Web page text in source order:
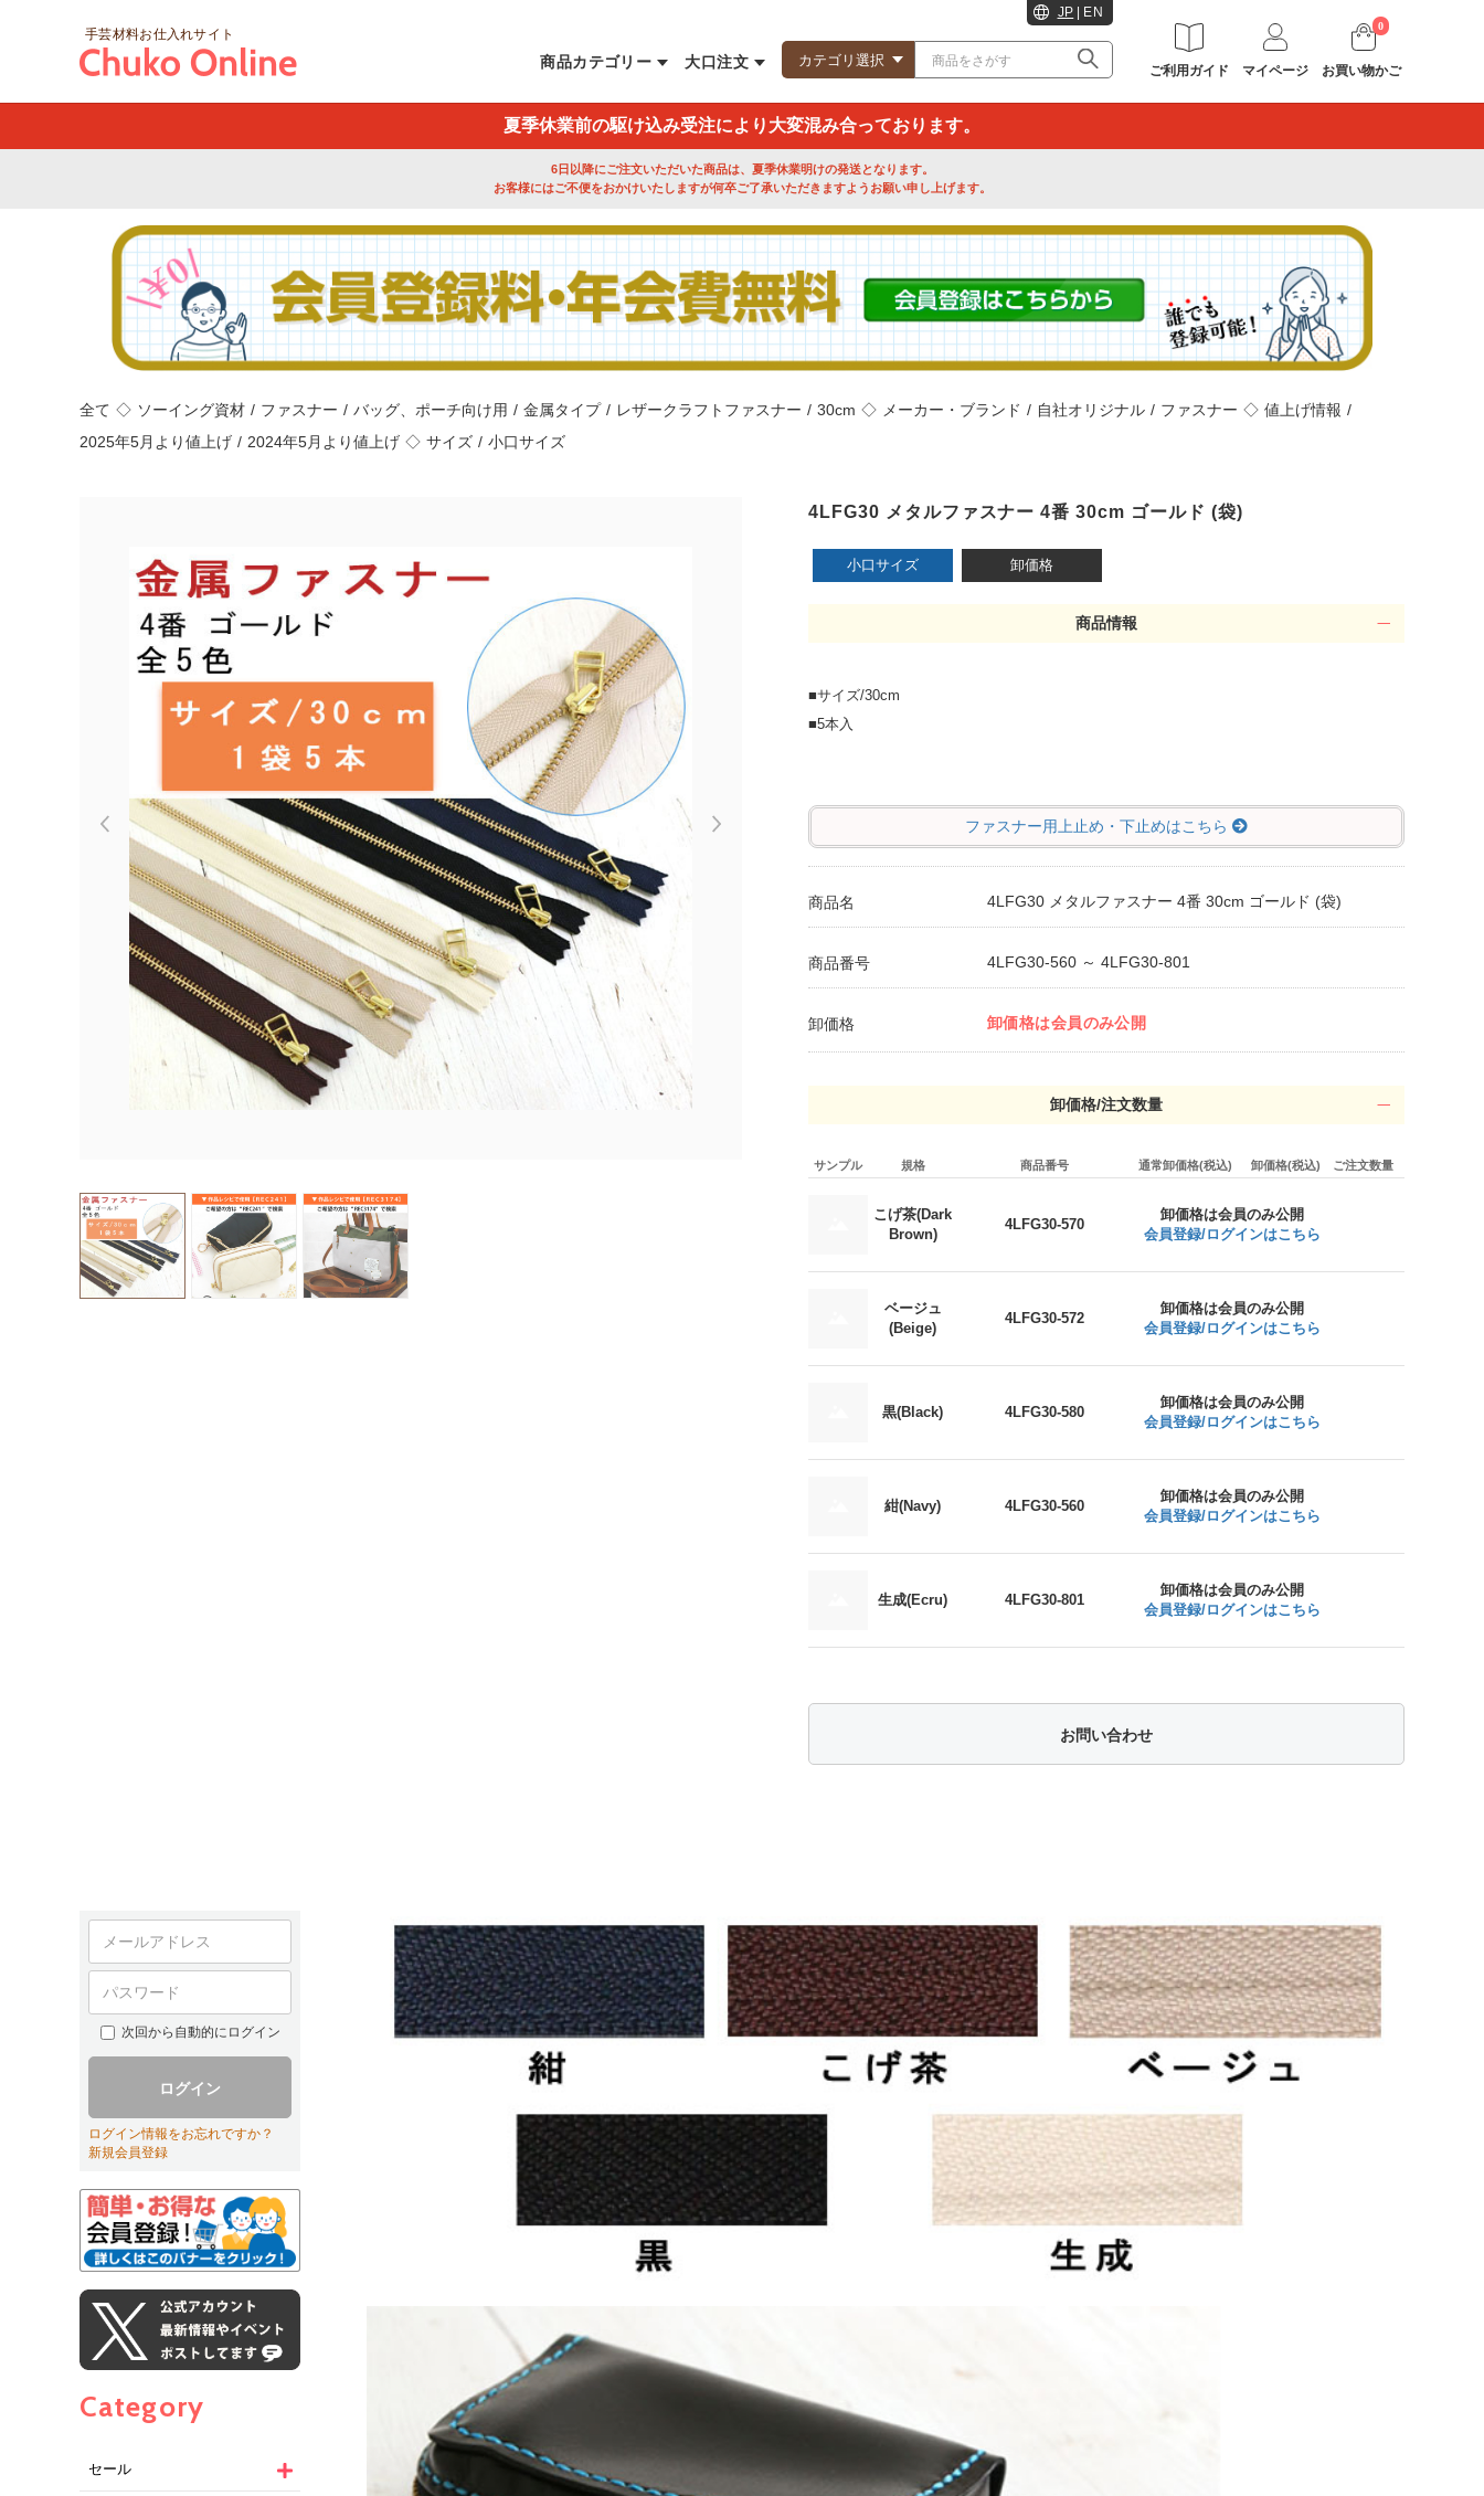
夏季休業前の駆け込み受注により大変混み合っております。
6日以降にご注文いただいた商品は、夏季休業明けの発送となります。
お客様にはご不便をおかけいたしますが何卒ご了承いただきますようお願い申し上げます。
全て ◇ ソーイング資材 / ファスナー / バッグ、ポーチ向け用 / 金属タイプ / レザークラフトファスナー / 30cm ◇ メーカー・ブランド / 自社オリジナル / ファスナー ◇ 値上げ情報 /
2025年5月より値上げ / 2024年5月より値上げ ◇ サイズ / 小口サイズ
Next
4LFG30 メタルファスナー 4番 30cm ゴールド (袋)
小口サイズ 卸価格
商品情報
■サイズ/30cm
■5本入
ファスナー用上止め・下止めはこちら
商品名 4LFG30 メタルファスナー 4番 30cm ゴールド (袋)
商品番号 4LFG30-560 ～ 4LFG30-801
卸価格 卸価格は会員のみ公開
卸価格/注文数量
サンプル 規格 商品番号 通常卸価格(税込) 卸価格(税込) ご注文数量
こげ茶(Dark
Brown)
4LFG30-570
卸価格は会員のみ公開
会員登録/ログインはこちら
ベージュ
(Beige)
4LFG30-572
卸価格は会員のみ公開
会員登録/ログインはこちら
黒(Black) 4LFG30-580
卸価格は会員のみ公開
会員登録/ログインはこちら
紺(Navy) 4LFG30-560
卸価格は会員のみ公開
会員登録/ログインはこちら
生成(Ecru) 4LFG30-801
卸価格は会員のみ公開
会員登録/ログインはこちら
お問い合わせ
手芸材料お仕入れサイト
商品カテゴリー 大口注文
JP EN
ご利用ガイド マイページ
0
お買い物かご
次回から自動的にログイン
ログイン
ログイン情報をお忘れですか？
新規会員登録
Category
セール